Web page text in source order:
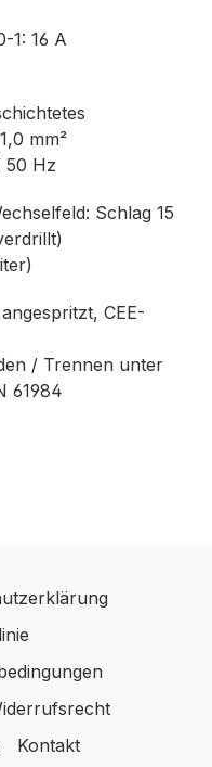
1: 16 A
mm²
50 Hz
Schlag 15
CEE-
/ Trennen unter
61984
Kontakt